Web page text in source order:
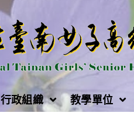
行政組織 教學單位